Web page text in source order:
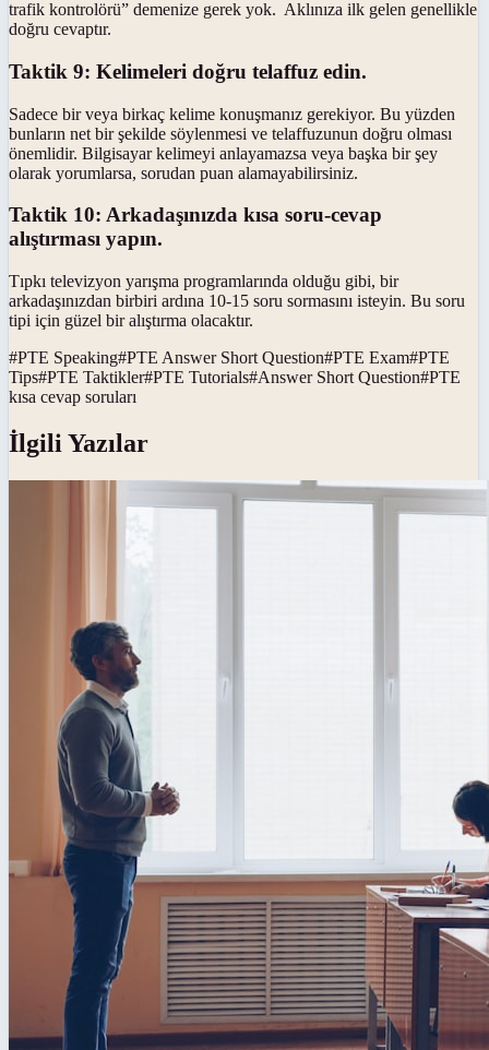
trafik kontrolörü” demenize gerek yok. Aklınıza ilk gelen genellikle
doğru cevaptır.
Taktik 9: Kelimeleri doğru telaffuz edin.
Sadece bir veya birkaç kelime konuşmanız gerekiyor. Bu yüzden
bunların net bir şekilde söylenmesi ve telaffuzunun doğru olması
önemlidir. Bilgisayar kelimeyi anlayamazsa veya başka bir şey
olarak yorumlarsa, sorudan puan alamayabilirsiniz.
Taktik 10: Arkadaşınızda kısa soru-cevap
alıştırması yapın.
Tıpkı televizyon yarışma programlarında olduğu gibi, bir
arkadaşınızdan birbiri ardına 10-15 soru sormasını isteyin. Bu soru
tipi için güzel bir alıştırma olacaktır.
#PTE Speaking#PTE Answer Short Question#PTE Exam#PTE
Tips#PTE Taktikler#PTE Tutorials#Answer Short Question#PTE
kısa cevap soruları
İlgili Yazılar